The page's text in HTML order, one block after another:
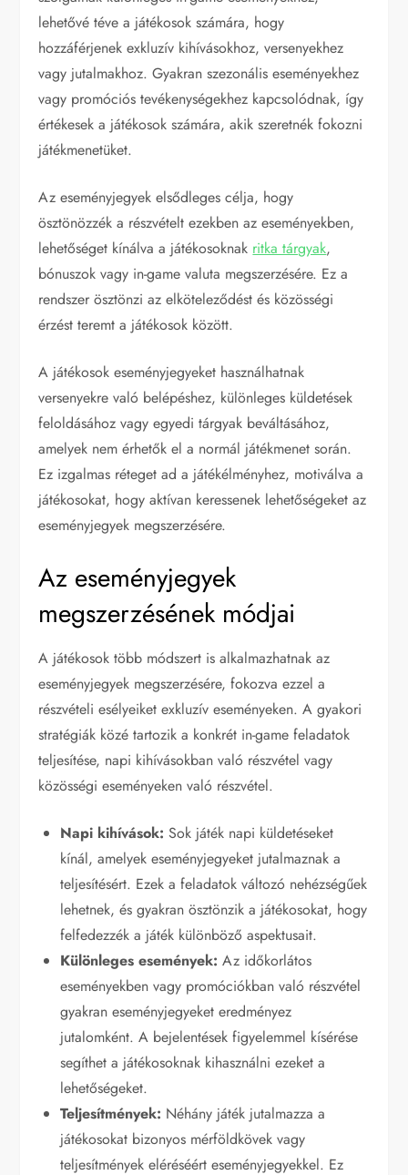
lehetővé téve a játékosok számára, hogy
hozzáférjenek exkluzív kihívásokhoz, versenyekhez
vagy jutalmakhoz. Gyakran szezonális eseményekhez
vagy promóciós tevékenységekhez kapcsolódnak, így
értékesek a játékosok számára, akik szeretnék fokozni
játékmenetüket.
Az eseményjegyek elsődleges célja, hogy
ösztönözzék a részvételt ezekben az eseményekben,
lehetőséget kínálva a játékosoknak ritka tárgyak,
bónuszok vagy in-game valuta megszerzésére. Ez a
rendszer ösztönzi az elköteleződést és közösségi
érzést teremt a játékosok között.
A játékosok eseményjegyeket használhatnak
versenyekre való belépéshez, különleges küldetések
feloldásához vagy egyedi tárgyak beváltásához,
amelyek nem érhetők el a normál játékmenet során.
Ez izgalmas réteget ad a játékélményhez, motiválva a
játékosokat, hogy aktívan keressenek lehetőségeket az
eseményjegyek megszerzésére.
Az eseményjegyek
megszerzésének módjai
A játékosok több módszert is alkalmazhatnak az
eseményjegyek megszerzésére, fokozva ezzel a
részvételi esélyeiket exkluzív eseményeken. A gyakori
stratégiák közé tartozik a konkrét in-game feladatok
teljesítése, napi kihívásokban való részvétel vagy
közösségi eseményeken való részvétel.
Napi kihívások: Sok játék napi küldetéseket
kínál, amelyek eseményjegyeket jutalmaznak a
teljesítésért. Ezek a feladatok változó nehézségűek
lehetnek, és gyakran ösztönzik a játékosokat, hogy
felfedezzék a játék különböző aspektusait.
Különleges események: Az időkorlátos
eseményekben vagy promóciókban való részvétel
gyakran eseményjegyeket eredményez
jutalomként. A bejelentések figyelemmel kísérése
segíthet a játékosoknak kihasználni ezeket a
lehetőségeket.
Teljesítmények: Néhány játék jutalmazza a
játékosokat bizonyos mérföldkövek vagy
teljesítmények eléréséért eseményjegyekkel. Ez